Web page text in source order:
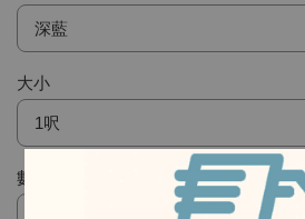
大小
數量